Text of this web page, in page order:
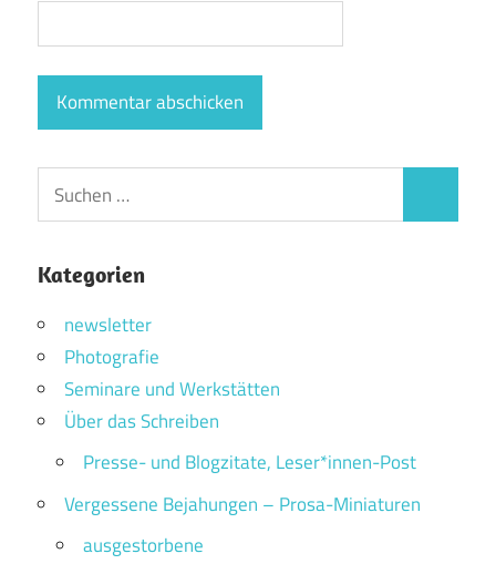
Suchen
nach:
Kategorien
newsletter
Photografie
Seminare und Werkstätten
Über das Schreiben
Presse- und Blogzitate, Leser*innen-Post
Vergessene Bejahungen – Prosa-Miniaturen
ausgestorbene